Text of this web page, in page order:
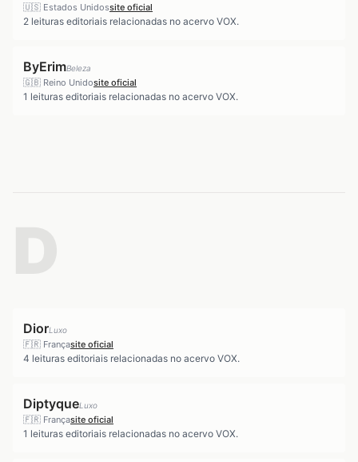
🇺🇸 Estados Unidossite oficial
2 leituras editoriais relacionadas no acervo VOX.
ByErimBeleza
🇬🇧 Reino Unidosite oficial
1 leituras editoriais relacionadas no acervo VOX.
DiorLuxo
🇫🇷 Françasite oficial
4 leituras editoriais relacionadas no acervo VOX.
DiptyqueLuxo
🇫🇷 Françasite oficial
1 leituras editoriais relacionadas no acervo VOX.